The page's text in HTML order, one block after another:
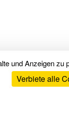
und Anzeigen
Verbiete alle